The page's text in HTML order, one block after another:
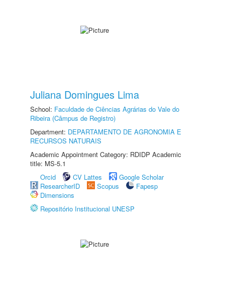
Juliana Domingues Lima
School: Faculdade de Ciências Agrárias do Vale do
Ribeira (Câmpus de Registro)
Department: DEPARTAMENTO DE AGRONOMIA E
RECURSOS NATURAIS
Academic Appointment Category: RDIDP Academic
title: MS-5.1
Orcid
CV Lattes
Google Scholar
ResearcherID
Scopus
Fapesp
Dimensions
Repositório Institucional UNESP